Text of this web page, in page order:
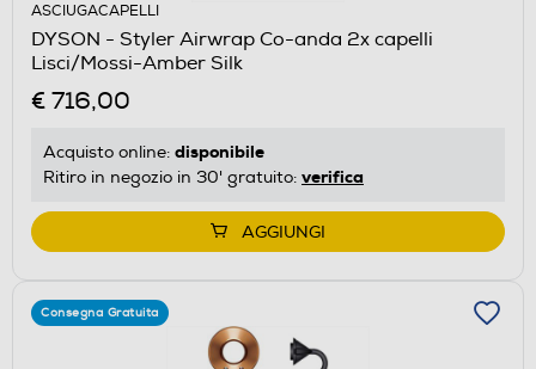
ASCIUGACAPELLI
DYSON - Styler Airwrap Co-anda 2x capelli
Lisci/Mossi-Amber Silk
€ 716,00
Acquisto online: disponibile
Ritiro in negozio in 30' gratuito: verifica
AGGIUNGI
Consegna Gratuita